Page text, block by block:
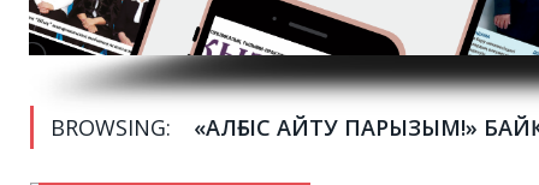
BROWSING: «АЛҒЫС АЙТУ ПАРЫЗЫМ!»